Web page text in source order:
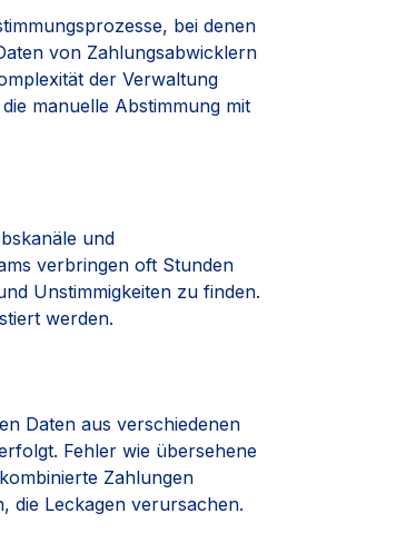
bei denen
von Zahlungsabwicklern
der Verwaltung
manuelle Abstimmung mit
und
verbringen oft Stunden
Unstimmigkeiten zu finden.
werden.
Daten aus verschiedenen
Fehler wie übersehene
Zahlungen
die Leckagen verursachen.